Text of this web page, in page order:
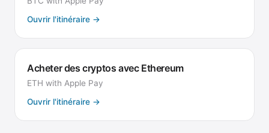
Ouvrir l'itinéraire →
Acheter des cryptos avec Ethereum
ETH with Apple Pay
Ouvrir l'itinéraire →